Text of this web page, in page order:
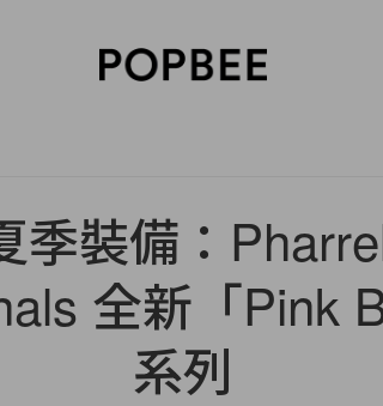
季裝備：
全新「Pink
系列